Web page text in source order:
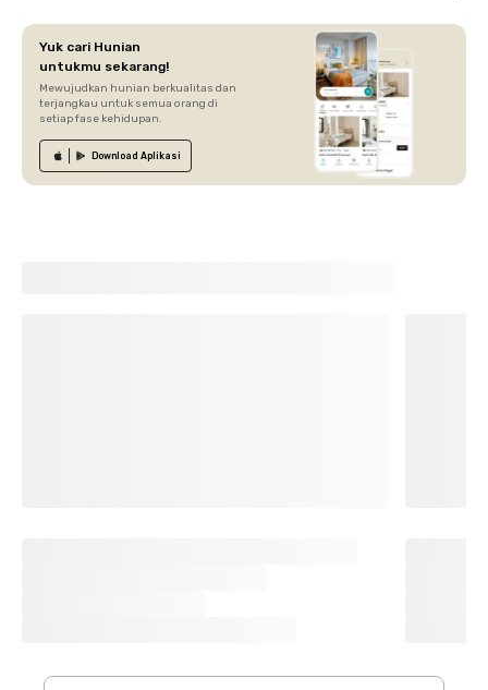
Yuk cari Hunian
untukmu sekarang!
Mewujudkan hunian berkualitas dan
terjangkau untuk semua orang di
setiap fase kehidupan.
Download Aplikasi